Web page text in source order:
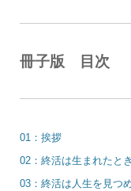
冊子版 目次
01：挨拶
02：終活は生まれたと
03：終活は人生を見つ